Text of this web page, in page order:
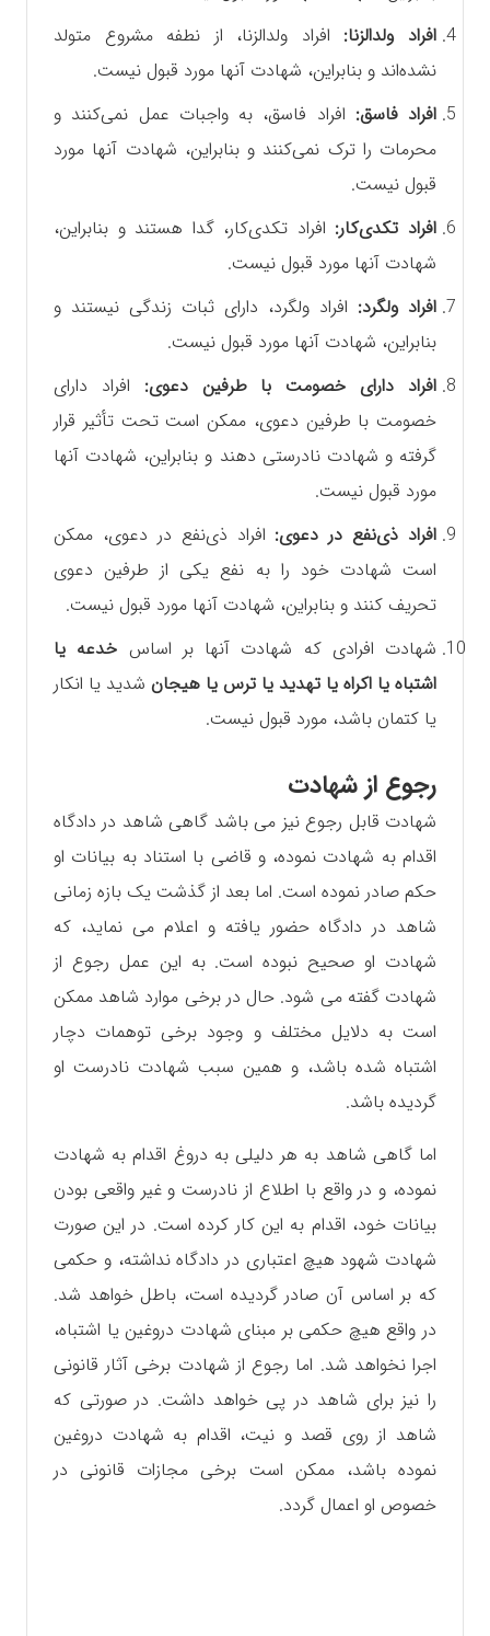
افراد ولدالزنا: افراد ولدالزنا، از نطفه مشروع متولد
نشده‌اند و بنابراین، شهادت آنها مورد قبول نیست.
افراد فاسق: افراد فاسق، به واجبات عمل نمی‌کنند و
محرمات را ترک نمی‌کنند و بنابراین، شهادت آنها مورد
قبول نیست.
افراد تکدی‌کار: افراد تکدی‌کار، گدا هستند و بنابراین،
شهادت آنها مورد قبول نیست.
افراد ولگرد: افراد ولگرد، دارای ثبات زندگی نیستند و
بنابراین، شهادت آنها مورد قبول نیست.
افراد دارای خصومت با طرفین دعوی: افراد دارای
خصومت با طرفین دعوی، ممکن است تحت تأثیر قرار
گرفته و شهادت نادرستی دهند و بنابراین، شهادت آنها
مورد قبول نیست.
افراد ذی‌نفع در دعوی: افراد ذی‌نفع در دعوی، ممکن
است شهادت خود را به نفع یکی از طرفین دعوی
تحریف کنند و بنابراین، شهادت آنها مورد قبول نیست.
شهادت افرادی که شهادت آنها بر اساس خدعه یا
اشتباه یا اکراه یا تهدید یا ترس یا هیجان شدید یا انکار
یا کتمان باشد، مورد قبول نیست.
رجوع از شهادت
شهادت قابل رجوع نیز می باشد‌ گاهی شاهد در دادگاه
اقدام به شهادت نموده، و قاضی با استناد به بیانات او
حکم صادر نموده است. اما بعد از گذشت یک بازه زمانی
شاهد در دادگاه حضور یافته و اعلام می نماید، که
شهادت او صحیح نبوده است‌. به این عمل رجوع از
شهادت گفته می شود. حال در برخی موارد شاهد ممکن
است به دلایل مختلف و وجود برخی توهمات دچار
اشتباه شده باشد، و همین سبب شهادت نادرست او
گردیده باشد.
اما گاهی شاهد به هر دلیلی به دروغ اقدام به شهادت
نموده، و در واقع با اطلاع از نادرست و غیر واقعی بودن
بیانات خود، اقدام به این کار کرده است‌. در این صورت
شهادت شهود هیچ اعتباری در دادگاه نداشته، و حکمی
که بر اساس آن‌ صادر گردیده است، باطل خواهد شد.
در واقع هیچ حکمی بر مبنای شهادت دروغین‌ یا اشتباه،
اجرا نخواهد شد. اما رجوع از شهادت برخی آثار قانونی
را نیز برای شاهد در پی خواهد داشت. در صورتی که
شاهد از روی قصد و نیت، اقدام به شهادت دروغین
نموده باشد، ممکن است برخی مجازات قانونی در
خصوص او اعمال گردد.